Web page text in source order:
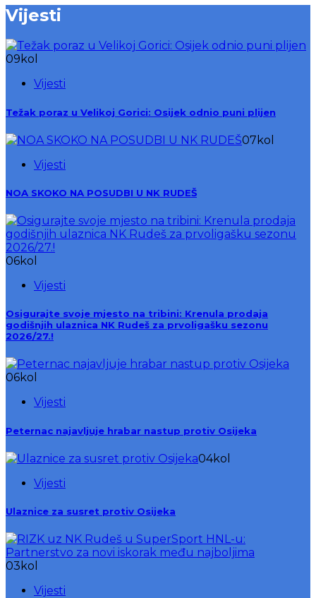
Vijesti
09 kol
Vijesti
Težak poraz u Velikoj Gorici: Osijek odnio puni plijen
07 kol
Vijesti
NOA SKOKO NA POSUDBI U NK RUDEŠ
06kol
Vijesti
Osigurajte svoje mjesto na tribini: Krenula prodaja
godišnjih ulaznica NK Rudeš za prvoligašku sezonu
2026/27.!
06kol
Vijesti
Peternac najavljuje hrabar nastup protiv Osijeka
04kol
Vijesti
Ulaznice za susret protiv Osijeka
03 kol
Vijesti